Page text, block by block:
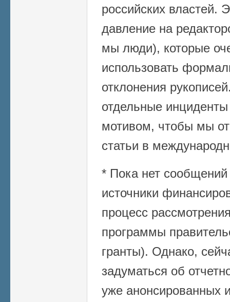
российских властей.
давление на
мы люди), которые
использовать
отклонения
отдельные
мотивом, чтобы мы
статьи в
* Пока нет
источники
процесс
программы
гранты). Однако,
задуматься об
уже анонсированных